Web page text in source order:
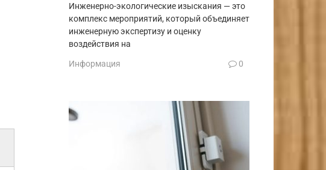
Инженерно-экологические изыскания — это
комплекс мероприятий, который объединяет
инженерную экспертизу и оценку
воздействия на
Информация 0